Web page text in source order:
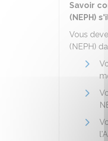
Savoir
(NEPH)
Vous
(NEPH)